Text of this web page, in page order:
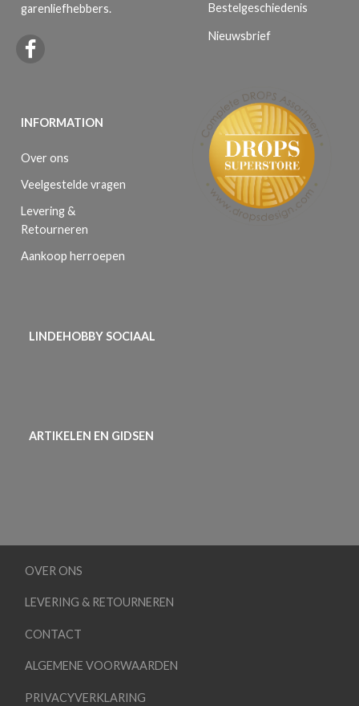
garenliefhebbers.
INFORMATION
Over ons
Veelgestelde vragen
Levering &
Retourneren
Aankoop herroepen
Bestelgeschiedenis
Nieuwsbrief
LINDEHOBBY SOCIAAL
ARTIKELEN EN GIDSEN
OVER ONS
LEVERING & RETOURNEREN
CONTACT
ALGEMENE VOORWAARDEN
PRIVACYVERKLARING